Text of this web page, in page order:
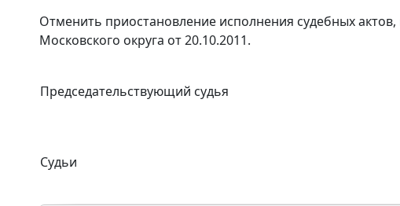
Отменить приостановление исполнения судебных
Московского округа от 20.10.2011.
Председательствующий судья
Судьи